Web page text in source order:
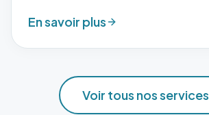
En savoir plus
Voir tous nos services